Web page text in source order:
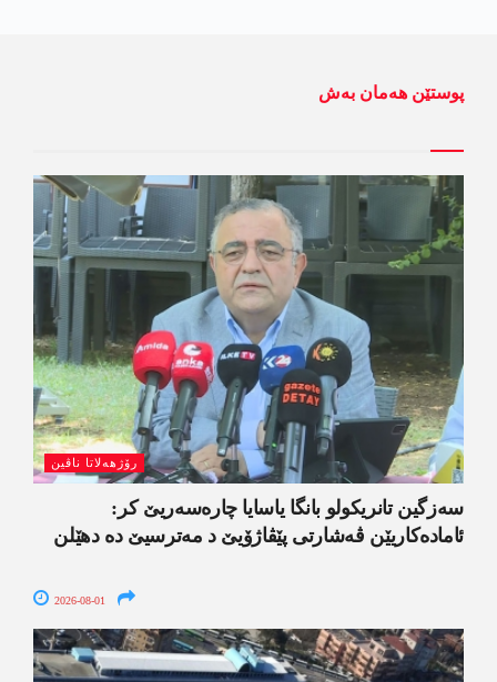
پوستێن ھەمان بەش
رۆژھەلاتا ناڤین
سەزگین تانریکولو بانگا یاسایا چارەسەریێ کر:
ئامادەکاریێن ڤەشارتی پێڤاژۆیێ د مەترسیێ دە دھێلن
2026-08-01